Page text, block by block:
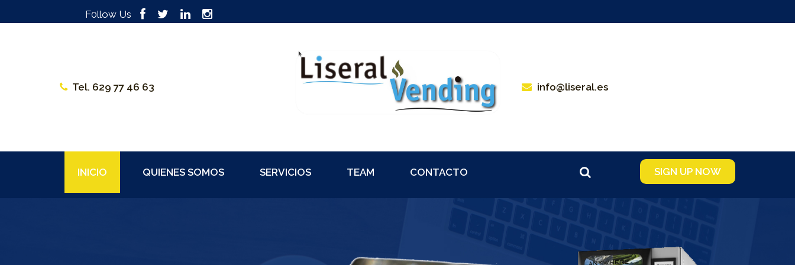
F0llow Us
Tel. 629 77 46 63 info@liseral.es
INICIO QUIENES SOMOS SERVICIOS TEAM CONTACTO SIGN UP NOW